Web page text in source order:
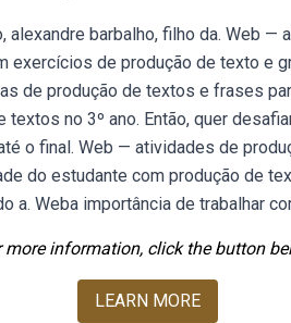
alexandre barbalho, filho da. Web
exercícios de produção de texto e
de produção de textos e frases
no 3º ano. Então, quer
o final. Web — atividades de
do estudante com produção de
a. Weba importância de trabalhar
more information, click the button
LEARN MORE